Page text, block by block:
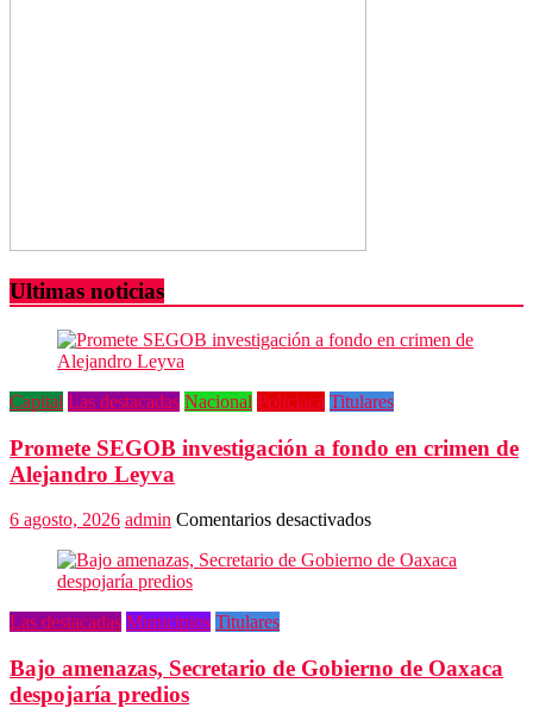
Ultimas noticias
Capital Las destacadas Nacional Policiaca Titulares
Promete SEGOB investigación a fondo en crimen de
Alejandro Leyva
6 agosto, 2026 admin Comentarios desactivadosen
SEGOB
crimen
Las destacadas Municipios Titulares
Bajo amenazas, Secretario de Gobierno de Oaxaca
despojaría predios